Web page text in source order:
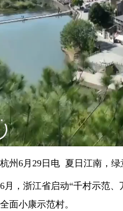
6月29日电 夏日江南，绿
，浙江省启动“千村示范、
面小康示范村。